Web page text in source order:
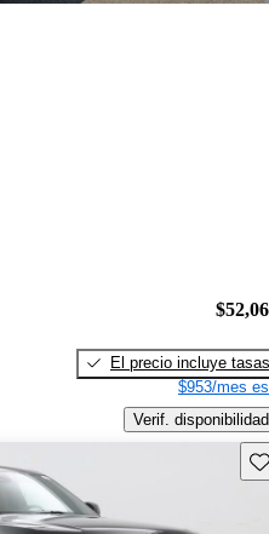
El precio incluye tasas
$953/mes
Verif. disponibilidad